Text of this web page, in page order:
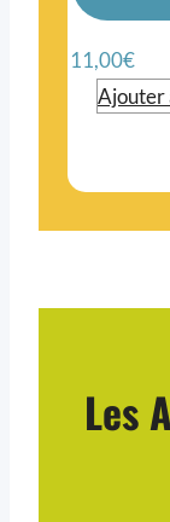
11,00€
Ajouter
Les